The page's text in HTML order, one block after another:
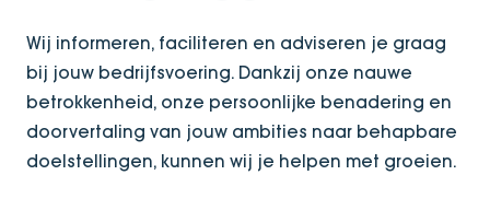
Wij informeren, faciliteren en adviseren je graag
bij jouw bedrijfsvoering. Dankzij onze nauwe
betrokkenheid, onze persoonlijke benadering en
doorvertaling van jouw ambities naar behapbare
doelstellingen, kunnen wij je helpen met groeien.